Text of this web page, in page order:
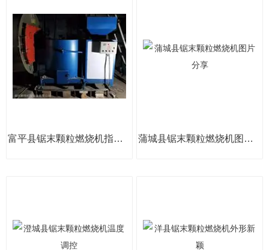
富平县锯末颗粒燃烧机指导价 蒲城县锯末颗粒燃烧机图片分享